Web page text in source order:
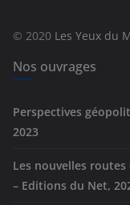
e
© 2020 Les Yeux du
Nos ouvrages
Perspectives
2023
Les nouvelles
– Editions du Net,